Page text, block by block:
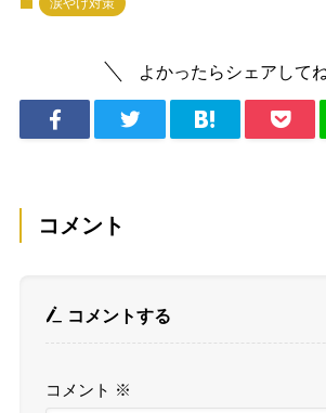
涙やけ対策
よかったらシェアしてね
コメント
コメントする
コメント ※